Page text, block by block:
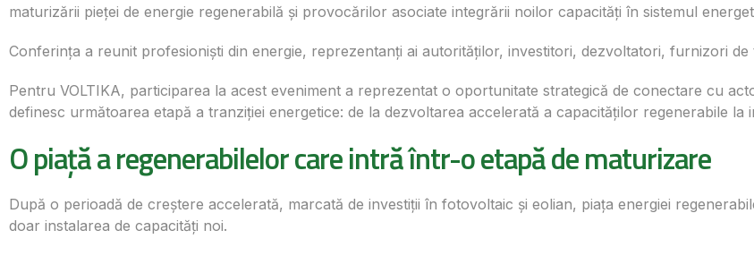
maturizării pieței de energie regenerabilă și provocărilor asociate integrării noilor capacități în sistemul
Conferința a reunit profesioniști din energie, reprezentanți ai autorităților, investitori, dezvoltatori, furnizori
Pentru VOLTIKA, participarea la acest eveniment a reprezentat o oportunitate strategică de conectare cu
definesc următoarea etapă a tranziției energetice: de la dezvoltarea accelerată a capacităților regenerabile
O piață a regenerabilelor care intră într-o etapă de maturizare
După o perioadă de creștere accelerată, marcată de investiții în fotovoltaic și eolian, piața energiei
doar instalarea de capacități noi.